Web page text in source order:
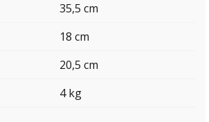
35,5 cm
18 cm
20,5 cm
4 kg